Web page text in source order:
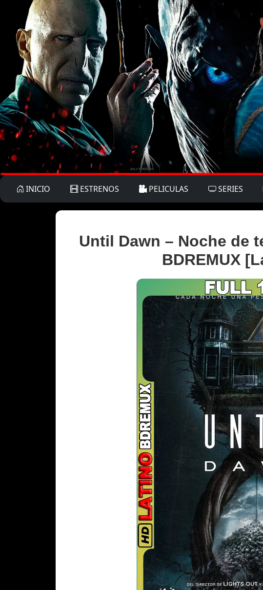
INICIO ESTRENOS PELICULAS SERIES
Until Dawn – Noche de
BDREMUX